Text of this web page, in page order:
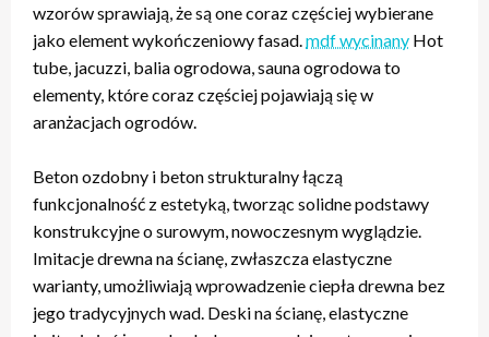
wzorów sprawiają, że są one coraz częściej wybierane
jako element wykończeniowy fasad. mdf wycinany Hot
tube, jacuzzi, balia ogrodowa, sauna ogrodowa to
elementy, które coraz częściej pojawiają się w
aranżacjach ogrodów.
Beton ozdobny i beton strukturalny łączą
funkcjonalność z estetyką, tworząc solidne podstawy
konstrukcyjne o surowym, nowoczesnym wyglądzie.
Imitacje drewna na ścianę, zwłaszcza elastyczne
warianty, umożliwiają wprowadzenie ciepła drewna bez
jego tradycyjnych wad. Deski na ścianę, elastyczne